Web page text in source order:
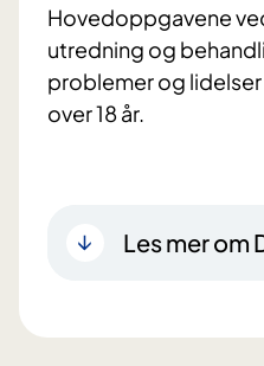
Hovedoppgavene
utredning og
problemer og
over 18 år.
Les mer om